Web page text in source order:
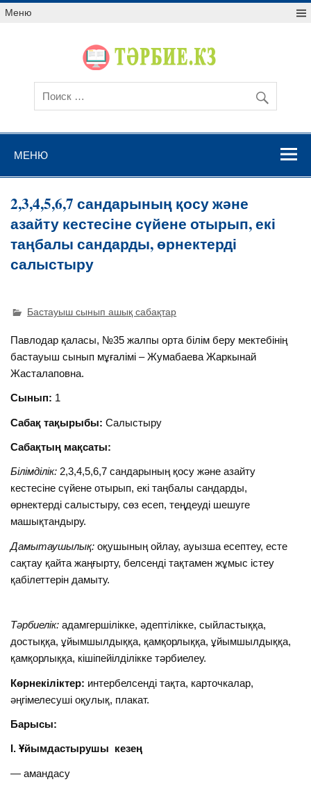
Меню
МЕНЮ
2,3,4,5,6,7 сандарының қосу және
азайту кестесіне сүйене отырып, екі
таңбалы сандарды, өрнектерді
салыстыру
Бастауыш сынып ашық сабақтар
Павлодар қаласы, №35 жалпы орта білім беру мектебінің
бастауыш сынып мұғалімі – Жумабаева Жаркынай
Жасталаповна.
Сынып: 1
Сабақ тақырыбы: Салыстыру
Сабақтың мақсаты:
Білімділік: 2,3,4,5,6,7 сандарының қосу және азайту
кестесіне сүйене отырып, екі таңбалы сандарды,
өрнектерді салыстыру, сөз есеп, теңдеуді шешуге
машықтандыру.
Дамытаушылық: оқушының ойлау, ауызша есептеу, есте
сақтау қайта жаңғырту, белсенді тақтамен жұмыс істеу
қабілеттерін дамыту.
Тәрбиелік: адамгершілікке, әдептілікке, сыйластыққа,
достыққа, ұйымшылдыққа, қамқорлыққа, ұйымшылдыққа,
қамқорлыққа, кішіпейілділікке тәрбиелеу.
Көрнекіліктер: интербелсенді тақта, карточкалар,
әңгімелесуші оқулық, плакат.
Барысы:
І. Ұйымдастырушы кезең
— амандасу